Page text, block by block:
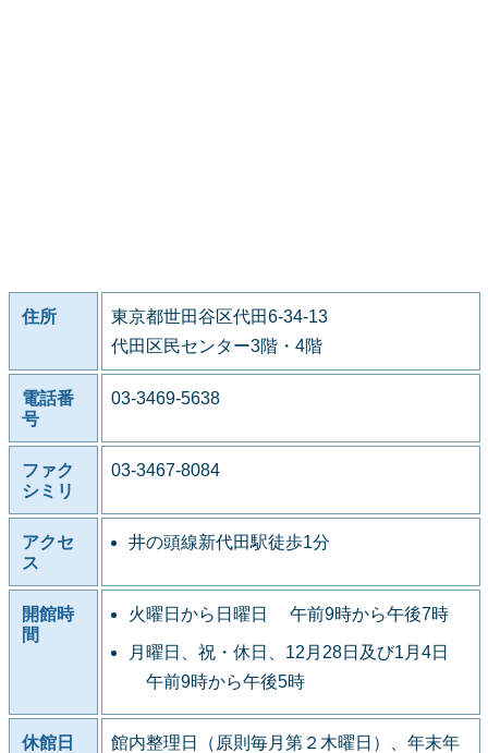
住所
東京都世田谷区代田6-34-13
代田区民センター3階・4階
電話番
号
03-3469-5638
ファク
シミリ
03-3467-8084
アクセ
ス
井の頭線新代田駅徒歩1分
開館時
間
火曜日から日曜日 午前9時から午後7時
月曜日、祝・休日、12月28日及び1月4日
午前9時から午後5時
休館日
館内整理日（原則毎月第２木曜日）、年末年